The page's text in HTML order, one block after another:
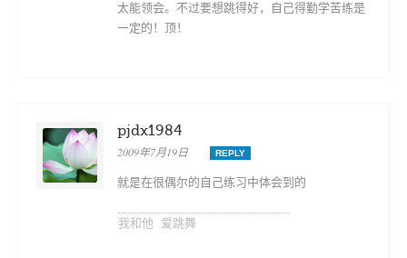
太能领会。不过要想跳得好，自己得勤学苦练是
一定的！顶！
pjdx1984
2009年7月19日 REPLY
就是在很偶尔的自己练习中体会到的
我和他 爱跳舞